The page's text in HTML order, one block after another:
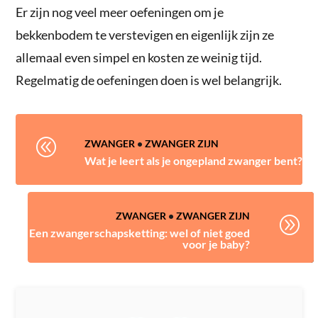
Er zijn nog veel meer oefeningen om je
bekkenbodem te verstevigen en eigenlijk zijn ze
allemaal even simpel en kosten ze weinig tijd.
Regelmatig de oefeningen doen is wel belangrijk.
@ ZWANGER • ZWANGER ZIJN
Wat je leert als je ongepland zwanger bent?
ZWANGER • ZWANGER ZIJN
Een zwangerschapsketting: wel of niet goed
voor je baby?
A